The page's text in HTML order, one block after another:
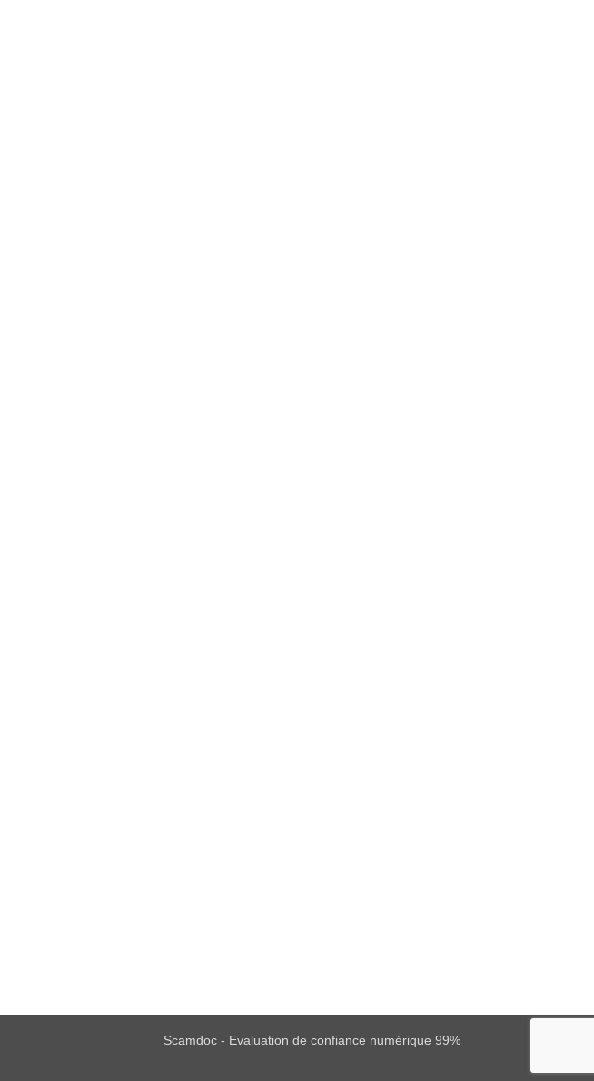
Scamdoc - Evaluation de confiance numérique 99%